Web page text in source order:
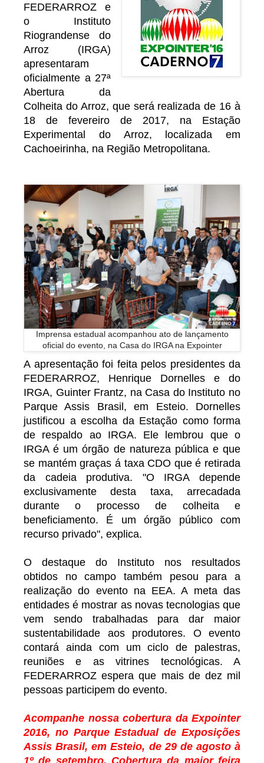
FEDERARROZ e
o Instituto
Riograndense do
Arroz (IRGA)
apresentaram
oficialmente a 27ª
Abertura da
Colheita do Arroz, que será realizada de 16 à
18 de fevereiro de 2017, na Estação
Experimental do Arroz, localizada em
Cachoeirinha, na Região Metropolitana.
Imprensa estadual acompanhou ato de lançamento
oficial do evento, na Casa do IRGA na Expointer
A apresentação foi feita pelos presidentes da
FEDERARROZ, Henrique Dornelles e do
IRGA, Guinter Frantz, na Casa do Instituto no
Parque Assis Brasil, em Esteio. Dornelles
justificou a escolha da Estação como forma
de respaldo ao IRGA. Ele lembrou que o
IRGA é um órgão de natureza pública e que
se mantém graças á taxa CDO que é retirada
da cadeia produtiva. "O IRGA depende
exclusivamente desta taxa, arrecadada
durante o processo de colheita e
beneficiamento. É um órgão público com
recurso privado", explica.
O destaque do Instituto nos resultados
obtidos no campo também pesou para a
realização do evento na EEA. A meta das
entidades é mostrar as novas tecnologias que
vem sendo trabalhadas para dar maior
sustentabilidade aos produtores. O evento
contará ainda com um ciclo de palestras,
reuniões e as vitrines tecnológicas. A
FEDERARROZ espera que mais de dez mil
pessoas participem do evento.
Acompanhe nossa cobertura da Expointer
2016, no Parque Estadual de Exposições
Assis Brasil, em Esteio, de 29 de agosto à
1º de setembro. Cobertura da maior feira